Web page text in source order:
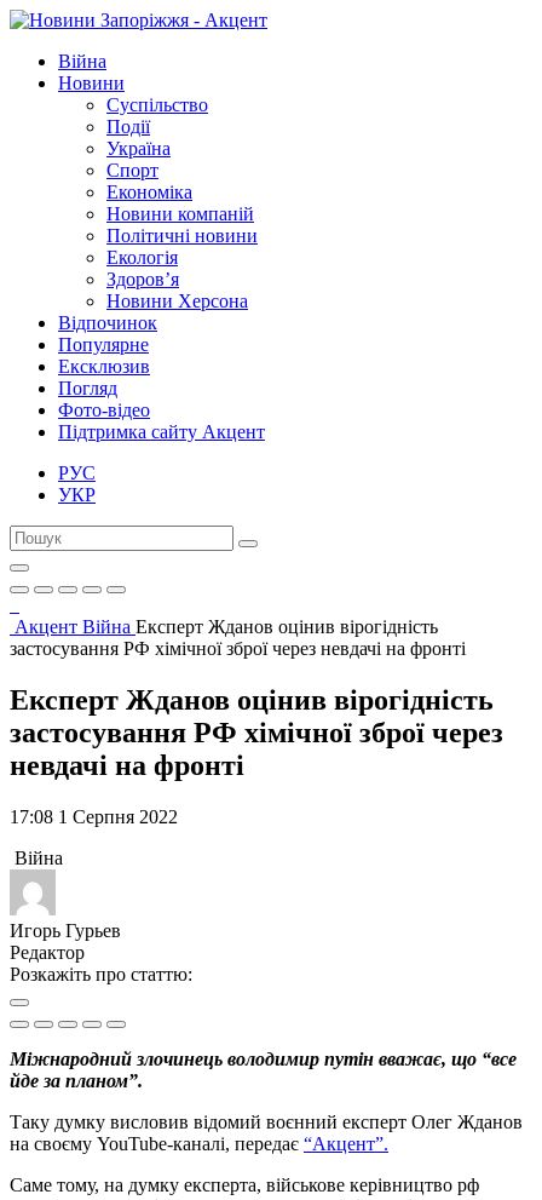
Війна
Новини
Суспільство
Події
Україна
Спорт
Економіка
Новини компаній
Політичні новини
Екологія
Здоров’я
Новини Херсона
Відпочинок
Популярне
Ексклюзив
Погляд
Фото-відео
Підтримка сайту Акцент
РУС
УКР
Акцент Війна Експерт Жданов оцінив вірогідність
застосування РФ хімічної зброї через невдачі на фронті
Експерт Жданов оцінив вірогідність
застосування РФ хімічної зброї через
невдачі на фронті
17:08 1 Серпня 2022
Війна
Игорь Гурьев
Редактор
Розкажіть про статтю:
Міжнародний злочинець володимир путін вважає, що “все
йде за планом”.
Таку думку висловив відомий воєнний експерт Олег Жданов
на своєму YouTube-каналі, передає “Акцент”.
Саме тому, на думку експерта, військове керівництво рф